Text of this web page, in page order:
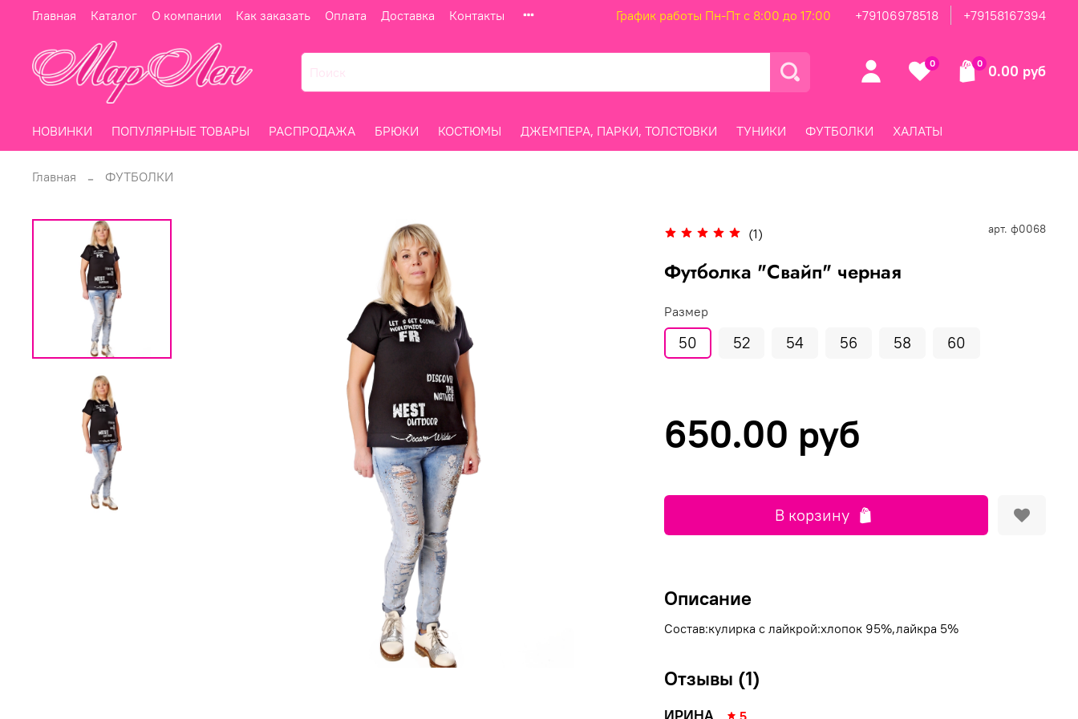
Главная Каталог О компании Как заказать Оплата Доставка Контакты График работы Пн-Пт с 8:00 до 17:00 +79106978518 +79158167394
0 0 0.00 руб
НОВИНКИ ПОПУЛЯРНЫЕ ТОВАРЫ РАСПРОДАЖА БРЮКИ КОСТЮМЫ ДЖЕМПЕРА, ПАРКИ, ТОЛСТОВКИ ТУНИКИ ФУТБОЛКИ ХАЛАТЫ
Главная ФУТБОЛКИ
(1) арт. ф0068
Футболка "Свайп" черная
Размер
50 52 54 56 58 60
650.00 руб
В корзину
Описание
Состав:кулирка с лайкрой:хлопок 95%,лайкра 5%
Отзывы (1)
ИРИНА 5